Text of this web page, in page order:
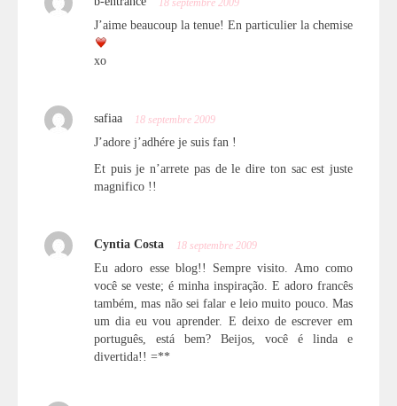
J’aime beaucoup la tenue! En particulier la chemise
xo
safiaa 18 septembre 2009
J’adore j’adhére je suis fan !
Et puis je n’arrete pas de le dire ton sac est juste
magnifico !!
Cyntia Costa 18 septembre 2009
Eu adoro esse blog!! Sempre visito. Amo como
você se veste; é minha inspiração. E adoro francês
também, mas não sei falar e leio muito pouco. Mas
um dia eu vou aprender. E deixo de escrever em
português, está bem? Beijos, você é linda e
divertida!! =**